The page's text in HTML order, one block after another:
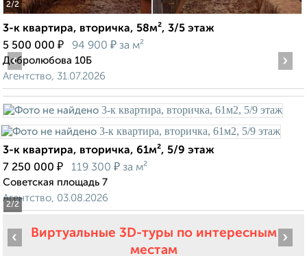
2/2
3-к квартира, вторичка, 58м², 3/5 этаж
5 500 000 ₽ 94 900 ₽ за м²
Добролюбова 10Б
Агентство, 31.07.2026
2/2
‹ ›
3-к квартира, вторичка, 61м², 5/9 этаж
7 250 000 ₽ 119 300 ₽ за м²
Советская площадь 7
Агентство, 03.08.2026
Виртуальные 3D-туры по интересным
местам
‹ ›